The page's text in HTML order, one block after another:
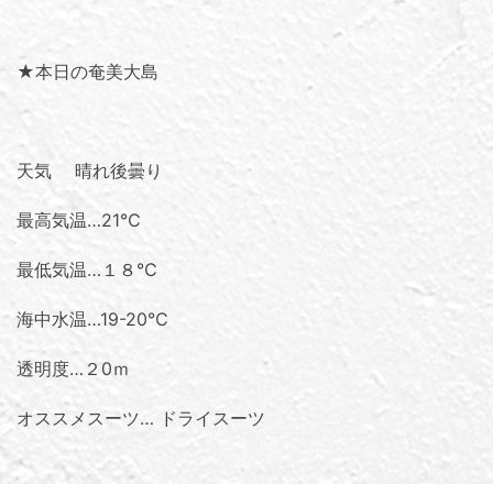
★本日の奄美大島
天気 晴れ後曇り
最高気温…21℃
最低気温…１８℃
海中水温…19-20℃
透明度…２0ｍ
オススメスーツ… ドライスーツ